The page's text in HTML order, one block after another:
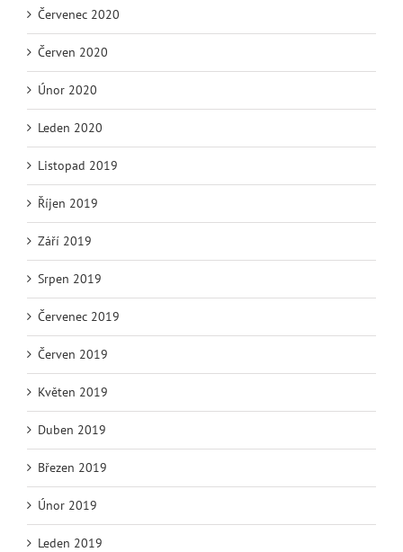
Červenec 2020
Červen 2020
Únor 2020
Leden 2020
Listopad 2019
Říjen 2019
Září 2019
Srpen 2019
Červenec 2019
Červen 2019
Květen 2019
Duben 2019
Březen 2019
Únor 2019
Leden 2019